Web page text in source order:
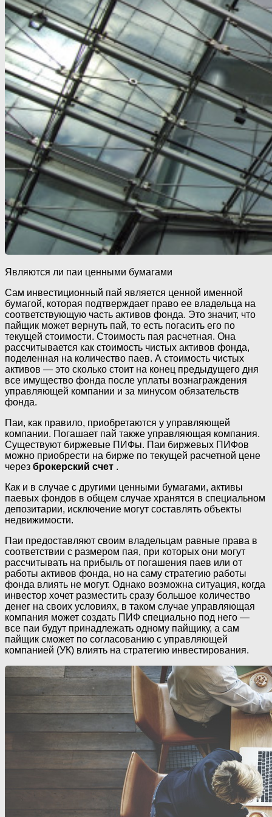
Являются ли паи ценными бумагами
Сам инвестиционный пай является ценной именной
бумагой, которая подтверждает право ее владельца на
соответствующую часть активов фонда. Это значит, что
пайщик может вернуть пай, то есть погасить его по
текущей стоимости. Стоимость пая расчетная. Она
рассчитывается как стоимость чистых активов фонда,
поделенная на количество паев. А стоимость чистых
активов — это сколько стоит на конец предыдущего дня
все имущество фонда после уплаты вознаграждения
управляющей компании и за минусом обязательств
фонда.
Паи, как правило, приобретаются у управляющей
компании. Погашает пай также управляющая компания.
Существуют биржевые ПИФы. Паи биржевых ПИФов
можно приобрести на бирже по текущей расчетной цене
через брокерский счет .
Как и в случае с другими ценными бумагами, активы
паевых фондов в общем случае хранятся в специальном
депозитарии, исключение могут составлять объекты
недвижимости.
Паи предоставляют своим владельцам равные права в
соответствии с размером пая, при которых они могут
рассчитывать на прибыль от погашения паев или от
работы активов фонда, но на саму стратегию работы
фонда влиять не могут. Однако возможна ситуация, когда
инвестор хочет разместить сразу большое количество
денег на своих условиях, в таком случае управляющая
компания может создать ПИФ специально под него —
все паи будут принадлежать одному пайщику, а сам
пайщик сможет по согласованию с управляющей
компанией (УК) влиять на стратегию инвестирования.